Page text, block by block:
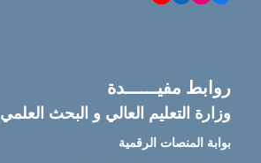
روابط مفيــــــدة
وزارة التعليم العالي و البحث العلمي
بوابة المنصات الرقمية